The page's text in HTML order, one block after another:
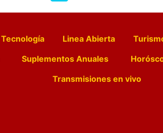
Tecnología Linea Abierta
Suplementos Anuales
Transmisiones en vivo